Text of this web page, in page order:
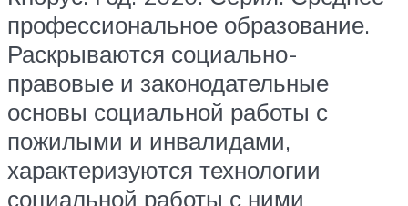
профессиональное образование.
Раскрываются социально-
правовые и законодательные
основы социальной работы с
пожилыми и инвалидами,
характеризуются технологии
социальной работы с ними